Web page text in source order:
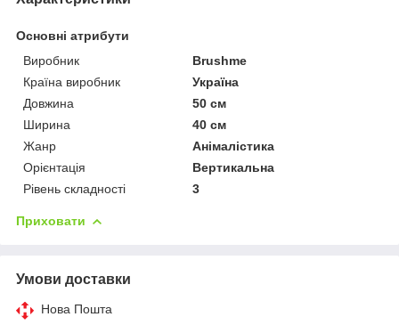
Основні атрибути
Виробник
Brushme
Країна виробник
Україна
Довжина
50 см
Ширина
40 см
Жанр
Анімалістика
Орієнтація
Вертикальна
Рівень складності
3
Приховати
Умови доставки
Нова Пошта